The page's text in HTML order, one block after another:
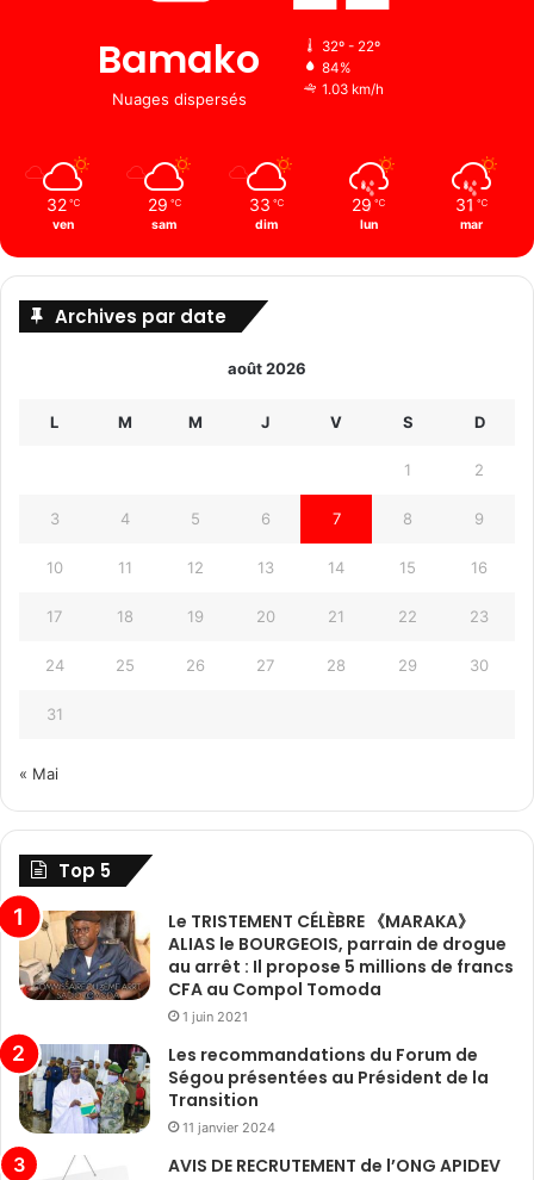
Bamako
Nuages ​​dispersés
32º - 22º
84%
1.03 km/h
32 ℃
ven
29 ℃
sam
33 ℃
dim
29 ℃
lun
31 ℃
mar
Archives par date
août 2026
L M M J V S D
1 2
3 4 5 6 7 8 9
10 11 12 13 14 15 16
17 18 19 20 21 22 23
24 25 26 27 28 29 30
31
« Mai
Top 5
Le TRISTEMENT CÉLÈBRE 《MARAKA》
ALIAS le BOURGEOIS, parrain de drogue
au arrêt : Il propose 5 millions de francs
CFA au Compol Tomoda
1 juin 2021
Les recommandations du Forum de
Ségou présentées au Président de la
Transition
11 janvier 2024
AVIS DE RECRUTEMENT de l’ONG APIDEV